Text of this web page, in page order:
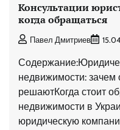
Консультации
когда обращаться
Павел Дмитриев
недвижимости: зачем
решаютКогда стоит
недвижимости в
юридическую